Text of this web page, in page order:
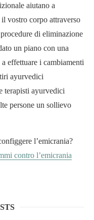
aiutano a
vostro corpo attraverso
di eliminazione
un piano con una
effettuare i cambiamenti
ayurvedici
terapisti ayurvedici
persone un sollievo
l’emicrania?
contro l’emicrania